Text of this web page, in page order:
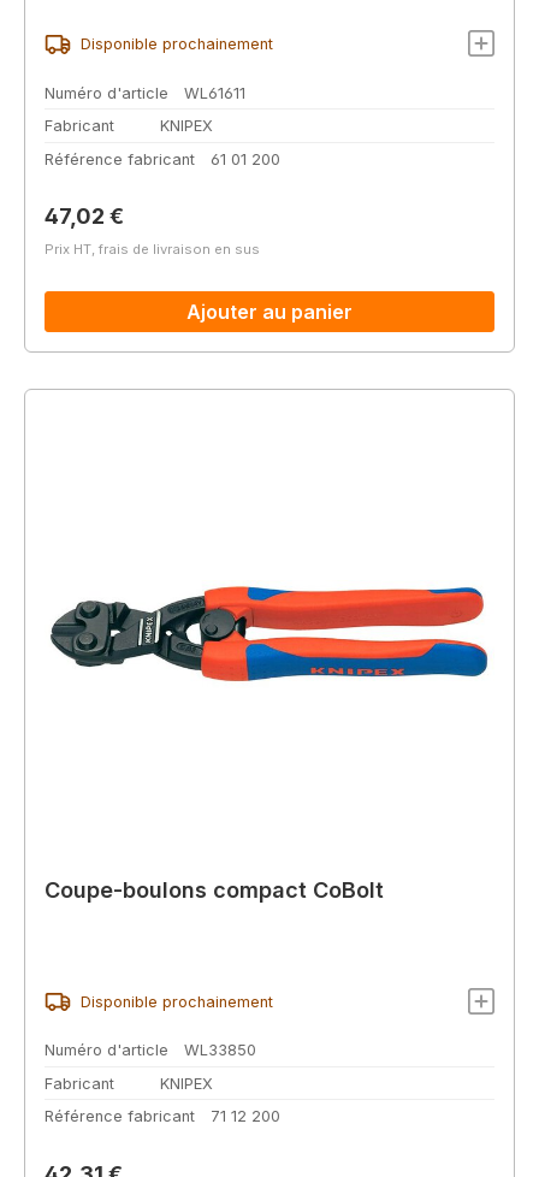
Disponible prochainement
Numéro d'article
WL61611
Fabricant
KNIPEX
Référence fabricant
61 01 200
Prix régulier :
47,02 €
Prix HT, frais de livraison en sus
Ajouter au panier
Coupe-boulons compact CoBolt
Disponible prochainement
Numéro d'article
WL33850
Fabricant
KNIPEX
Référence fabricant
71 12 200